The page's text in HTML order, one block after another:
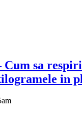
Cum sa respiri
in